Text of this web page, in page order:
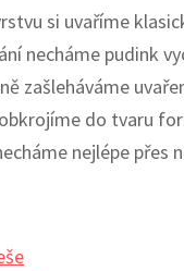
si uvaříme
necháme pudink
zašleháváme
do tvaru
nejlépe přes